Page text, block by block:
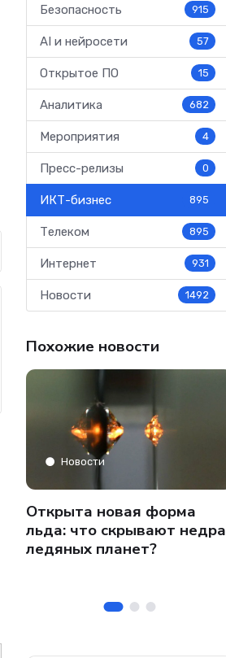
Безопасность 915
AI и нейросети 57
Открытое ПО 15
Аналитика 682
Мероприятия 4
Пресс-релизы 0
ИКТ-бизнес 895
Телеком 895
Интернет 931
Новости 1492
Похожие новости
Новости
Открыта новая форма
льда: что скрывают недра
ледяных планет?